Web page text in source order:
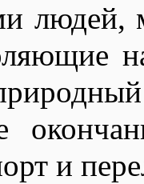
людей,
и